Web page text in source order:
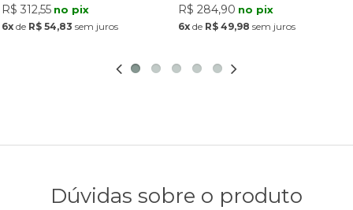
R$ 312,55 no pix
6x de R$ 54,83 sem juros
R$ 284,90 no pix
6x de R$ 49,98 sem juros
Dúvidas sobre o produto